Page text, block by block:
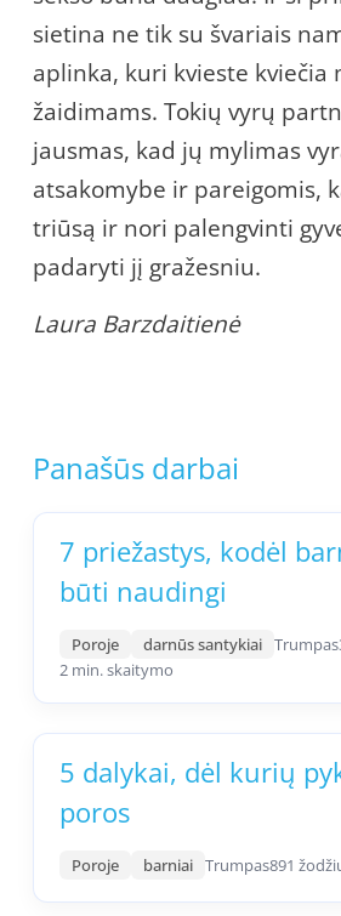
sietina ne tik su švariais
aplinka, kuri kvieste kviečia
žaidimams. Tokių vyrų
jausmas, kad jų mylimas
atsakomybe ir pareigomis,
triūsą ir nori palengvinti
padaryti jį gražesniu.
Laura Barzdaitienė
Panašūs darbai
7 priežastys, kodėl
būti naudingi
Poroje darnūs santykiai Trumpas
2 min. skaitymo
5 dalykai, dėl kurių
poros
Poroje barniai Trumpas891